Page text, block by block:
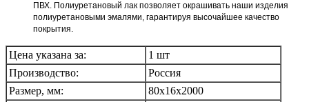
ПВХ. Полиуретановый лак позволяет окрашивать наши изделия
полиуретановыми эмалями, гарантируя высочайшее качество
покрытия.
Цена указана за:
1 шт
Производство:
Россия
Размер, мм:
80х16х2000